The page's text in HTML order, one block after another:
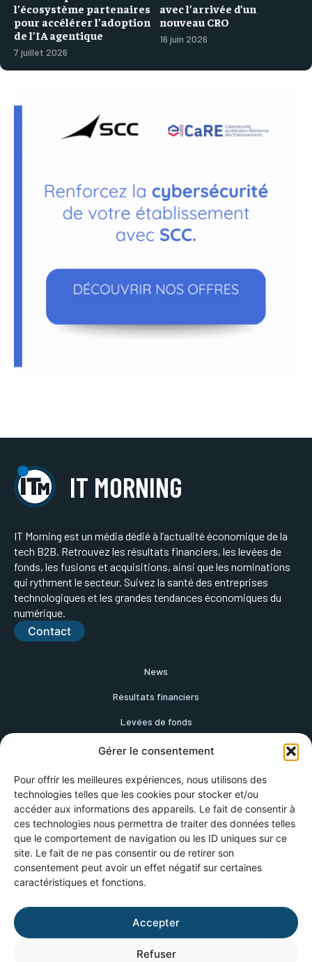
Gérer le consentement
Pour offrir les meilleures expériences, nous utilisons des
technologies telles que les cookies pour stocker et/ou
accéder aux informations des appareils. Le fait de consentir à
ces technologies nous permettra de traiter des données telles
que le comportement de navigation ou les ID uniques sur ce
site. Le fait de ne pas consentir ou de retirer son
consentement peut avoir un effet négatif sur certaines
caractéristiques et fonctions.
Accepter
Refuser
l’écosystème partenaires
pour accélérer l’adoption
de l’IA agentique
7 juillet 2026
avec l’arrivée d’un
nouveau CRO
16 juin 2026
IT MORNING
IT Morning est un média dédié à l’actualité économique de la
tech B2B. Retrouvez les résultats financiers, les levées de
fonds, les fusions et acquisitions, ainsi que les nominations
qui rythment le secteur. Suivez la santé des entreprises
technologiques et les grandes tendances économiques du
numérique.
Contact
News
Résultats financiers
Levées de fonds
Fusions
RSE
Nominations
Mentions Légales
Crédits photos Unsplash